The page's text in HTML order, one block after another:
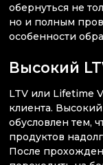
обернуться не
но и полным
особенности
Высокий
LTV или Lifetime
клиента.
обусловлен тем,
продуктов
После